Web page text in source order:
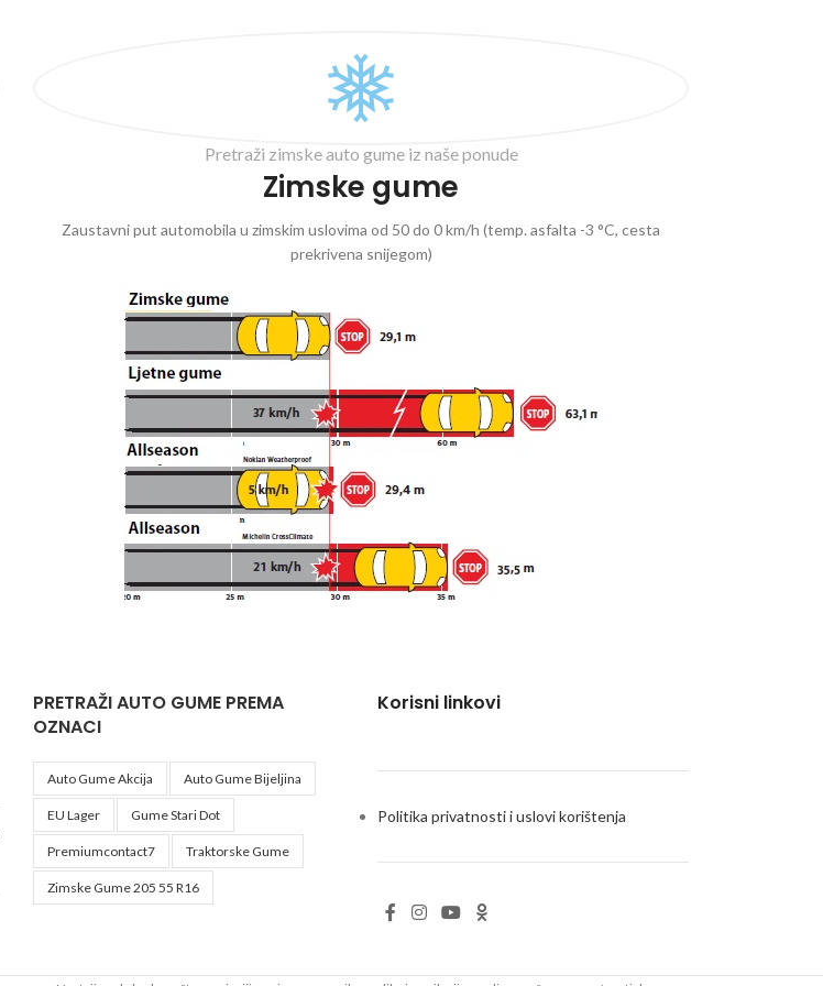
Pretraži zimske auto gume iz naše ponude
Zimske gume
Zaustavni put automobila u zimskim uslovima od 50 do 0 km/h (temp. asfalta -3 °C, cesta
prekrivena snijegom)
PRETRAŽI AUTO GUME PREMA
OZNACI
Auto Gume Akcija Auto Gume Bijeljina
EU Lager Gume Stari Dot
Premiumcontact7 Traktorske Gume
Zimske Gume 205 55 R16
Korisni linkovi
Politika privatnosti i uslovi korištenja